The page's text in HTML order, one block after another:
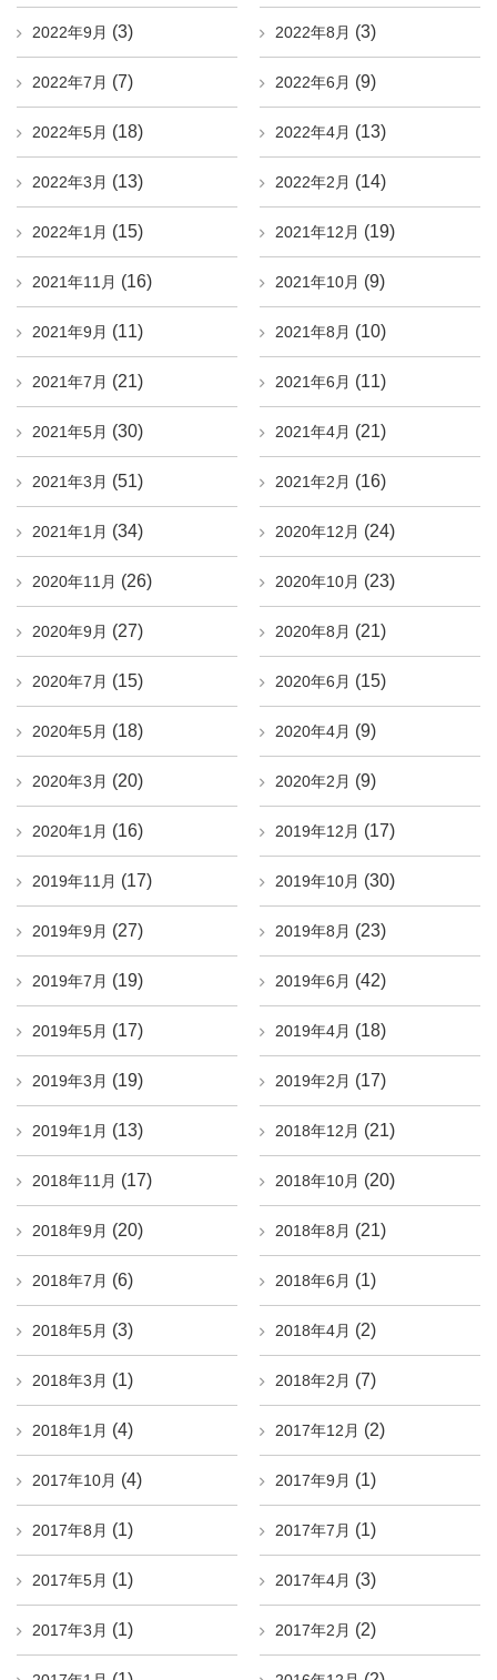
2022年9月 (3) 2022年8月 (3)
2022年7月 (7) 2022年6月 (9)
2022年5月 (18) 2022年4月 (13)
2022年3月 (13) 2022年2月 (14)
2022年1月 (15) 2021年12月 (19)
2021年11月 (16) 2021年10月 (9)
2021年9月 (11) 2021年8月 (10)
2021年7月 (21) 2021年6月 (11)
2021年5月 (30) 2021年4月 (21)
2021年3月 (51) 2021年2月 (16)
2021年1月 (34) 2020年12月 (24)
2020年11月 (26) 2020年10月 (23)
2020年9月 (27) 2020年8月 (21)
2020年7月 (15) 2020年6月 (15)
2020年5月 (18) 2020年4月 (9)
2020年3月 (20) 2020年2月 (9)
2020年1月 (16) 2019年12月 (17)
2019年11月 (17) 2019年10月 (30)
2019年9月 (27) 2019年8月 (23)
2019年7月 (19) 2019年6月 (42)
2019年5月 (17) 2019年4月 (18)
2019年3月 (19) 2019年2月 (17)
2019年1月 (13) 2018年12月 (21)
2018年11月 (17) 2018年10月 (20)
2018年9月 (20) 2018年8月 (21)
2018年7月 (6) 2018年6月 (1)
2018年5月 (3) 2018年4月 (2)
2018年3月 (1) 2018年2月 (7)
2018年1月 (4) 2017年12月 (2)
2017年10月 (4) 2017年9月 (1)
2017年8月 (1) 2017年7月 (1)
2017年5月 (1) 2017年4月 (3)
2017年3月 (1) 2017年2月 (2)